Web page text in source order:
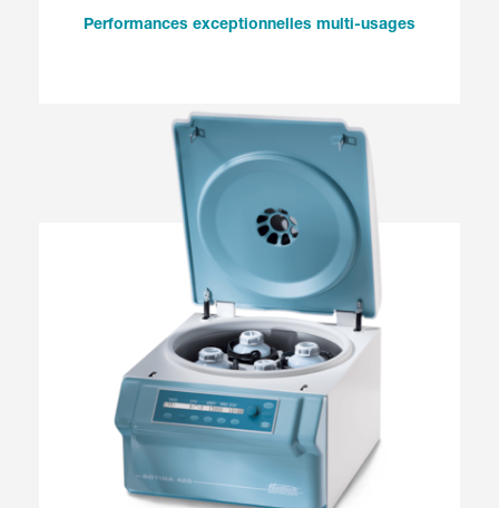
Performances exceptionnelles multi-usages